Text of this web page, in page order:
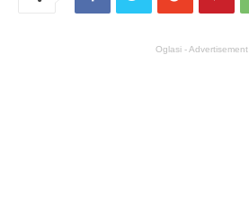
Oglasi - Advertisement